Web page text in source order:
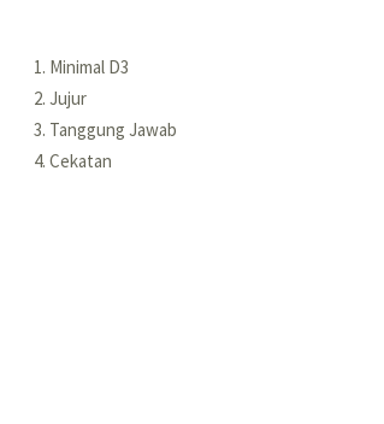
Minimal D3
Jujur
Tanggung Jawab
Cekatan